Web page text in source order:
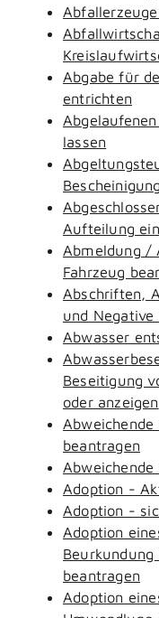
Abgabe für
entrichten
lassen
Aufteilung
Abmeldung /
Fahrzeug
Abschriften,
und
Abwasser
Beseitigung
oder anzeigen
beantragen
Adoption -
Adoption -
Adoption
beantragen
Adoption